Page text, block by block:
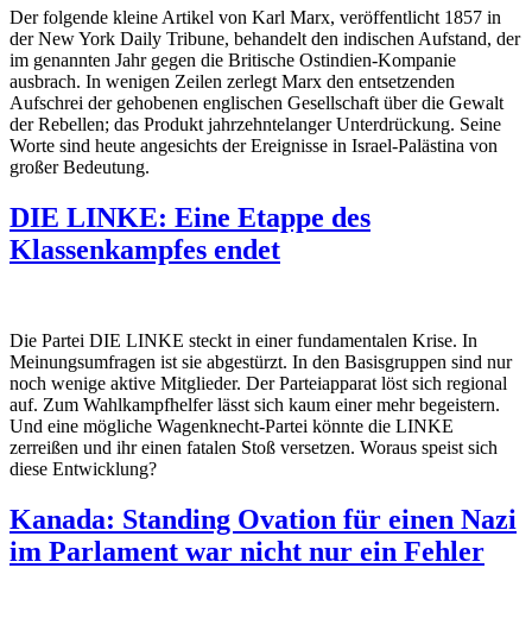
Der folgende kleine Artikel von Karl Marx, veröffentlicht 1857 in
derNew York Daily Tribune, behandelt den indischen Aufstand, der
im genannten Jahr gegen die Britische Ostindien-Kompanie
ausbrach. In wenigen Zeilen zerlegt Marx den entsetzenden
Aufschrei der gehobenen englischen Gesellschaft über die Gewalt
der Rebellen; das Produkt jahrzehntelanger Unterdrückung. Seine
Worte sind heute angesichts der Ereignisse in Israel-Palästina von
großer Bedeutung.
DIE LINKE: Eine Etappe des
Klassenkampfes endet
Die Partei DIE LINKE steckt in einer fundamentalen Krise. In
Meinungsumfragen ist sie abgestürzt. In den Basisgruppen sind nur
noch wenige aktive Mitglieder. Der Parteiapparat löst sich regional
auf. Zum Wahlkampfhelfer lässt sich kaum einer mehr begeistern.
Und eine mögliche Wagenknecht-Partei könnte die LINKE
zerreißen und ihr einen fatalen Stoß versetzen. Woraus speist sich
diese Entwicklung?
Kanada: Standing Ovation für einen Nazi
im Parlament war nicht nur ein Fehler